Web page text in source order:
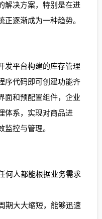
解决方案，特别是在进
逐渐成为一种趋势。
发平台构建的库存管理
序代码即可创建功能齐
面和预配置组件，企业
体系，实现对商品进
控与管理。
何人都能根据业务需求
期大大缩短，能够迅速